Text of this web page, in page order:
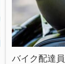
バイク配達